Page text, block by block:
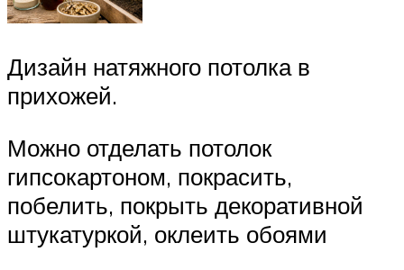
Дизайн натяжного потолка в
прихожей.
Можно отделать потолок
гипсокартоном, покрасить,
побелить, покрыть декоративной
штукатуркой, оклеить обоями